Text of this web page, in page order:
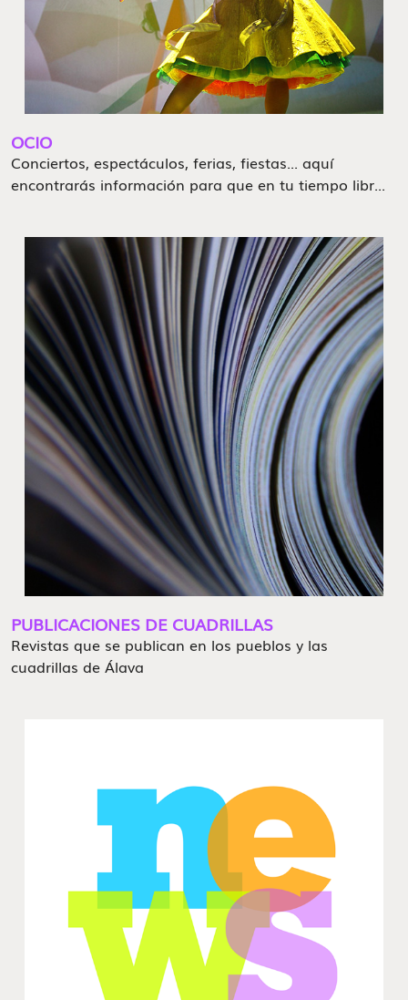
OCIO
Conciertos, espectáculos, ferias, fiestas... aquí
encontrarás información para que en tu tiempo libr...
PUBLICACIONES DE CUADRILLAS
Revistas que se publican en los pueblos y las
cuadrillas de Álava